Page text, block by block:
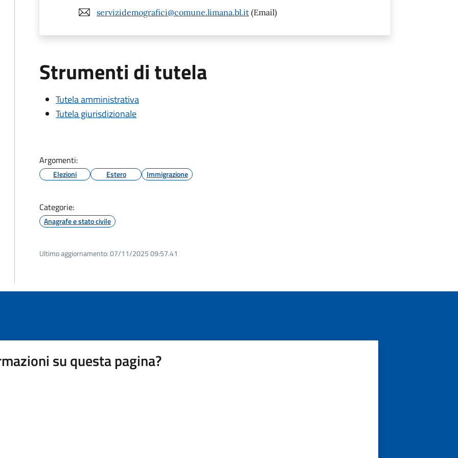
servizidemografici@comune.limana.bl.it (Email)
Strumenti di tutela
Tutela amministrativa
Tutela giurisdizionale
Argomenti:
Elezioni Estero Immigrazione
Categorie:
Anagrafe e stato civile
Ultimo aggiornamento:07/11/2025 09:57.41
su questa pagina?